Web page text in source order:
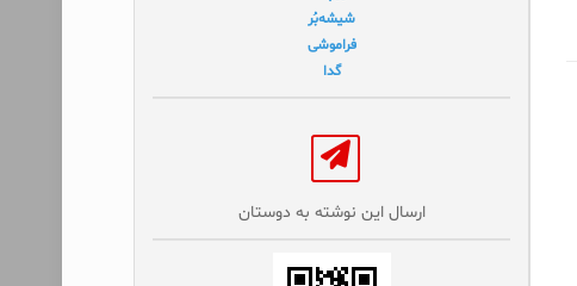
شیشه‌بُر
فراموشی
گدا
ارسال این نوشته به دوستان‌